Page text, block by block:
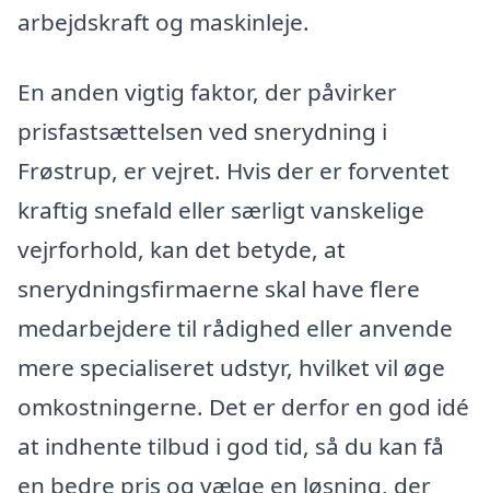
arbejdskraft og maskinleje.
En anden vigtig faktor, der påvirker
prisfastsættelsen ved snerydning i
Frøstrup, er vejret. Hvis der er forventet
kraftig snefald eller særligt vanskelige
vejrforhold, kan det betyde, at
snerydningsfirmaerne skal have flere
medarbejdere til rådighed eller anvende
mere specialiseret udstyr, hvilket vil øge
omkostningerne. Det er derfor en god idé
at indhente tilbud i god tid, så du kan få
en bedre pris og vælge en løsning, der